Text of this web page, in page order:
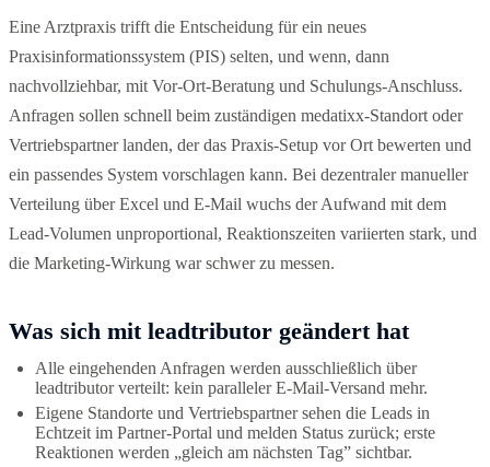
Eine Arztpraxis trifft die Entscheidung für ein neues
Praxisinformationssystem (PIS) selten, und wenn, dann
nachvollziehbar, mit Vor-Ort-Beratung und Schulungs-Anschluss.
Anfragen sollen schnell beim zuständigen medatixx-Standort oder
Vertriebspartner landen, der das Praxis-Setup vor Ort bewerten und
ein passendes System vorschlagen kann. Bei dezentraler manueller
Verteilung über Excel und E-Mail wuchs der Aufwand mit dem
Lead-Volumen unproportional, Reaktionszeiten variierten stark, und
die Marketing-Wirkung war schwer zu messen.
Was sich mit leadtributor geändert hat
Alle eingehenden Anfragen werden ausschließlich über
leadtributor verteilt: kein paralleler E-Mail-Versand mehr.
Eigene Standorte und Vertriebspartner sehen die Leads in
Echtzeit im Partner-Portal und melden Status zurück; erste
Reaktionen werden „gleich am nächsten Tag” sichtbar.